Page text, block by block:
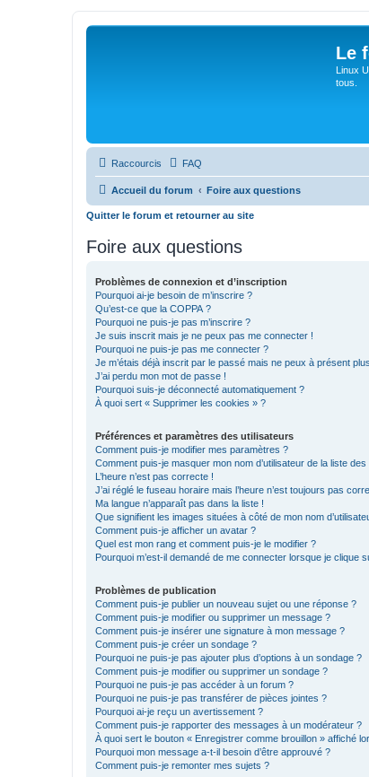
Le
Linux
tous.
Raccourcis FAQ
Accueil du forum Foire aux questions
Quitter le forum et retourner au site
Foire aux questions
Problèmes de connexion et d’inscription
Pourquoi ai-je besoin de m’inscrire ?
Qu’est-ce que la COPPA ?
Pourquoi ne puis-je pas m’inscrire ?
Je suis inscrit mais je ne peux pas me connecter !
Pourquoi ne puis-je pas me connecter ?
Je m’étais déjà inscrit par le passé mais ne peux à présent
J’ai perdu mon mot de passe !
Pourquoi suis-je déconnecté automatiquement ?
À quoi sert « Supprimer les cookies » ?
Préférences et paramètres des utilisateurs
Comment puis-je modifier mes paramètres ?
Comment puis-je masquer mon nom d’utilisateur de la liste
L’heure n’est pas correcte !
J’ai réglé le fuseau horaire mais l’heure n’est toujours pas
Ma langue n’apparaît pas dans la liste !
Que signifient les images situées à côté de mon nom
Comment puis-je afficher un avatar ?
Quel est mon rang et comment puis-je le modifier ?
Pourquoi m’est-il demandé de me connecter lorsque je clique
Problèmes de publication
Comment puis-je publier un nouveau sujet ou une réponse ?
Comment puis-je modifier ou supprimer un message ?
Comment puis-je insérer une signature à mon message ?
Comment puis-je créer un sondage ?
Pourquoi ne puis-je pas ajouter plus d’options à un sondage ?
Comment puis-je modifier ou supprimer un sondage ?
Pourquoi ne puis-je pas accéder à un forum ?
Pourquoi ne puis-je pas transférer de pièces jointes ?
Pourquoi ai-je reçu un avertissement ?
Comment puis-je rapporter des messages à un modérateur ?
À quoi sert le bouton « Enregistrer comme brouillon » affiché
Pourquoi mon message a-t-il besoin d’être approuvé ?
Comment puis-je remonter mes sujets ?